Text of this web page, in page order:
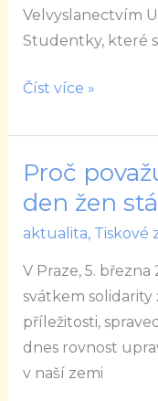
Velvyslanectvím
Studentky, které
Číst více »
Proč
den žen
aktualita, Tiskové
V Praze, 5.
svátkem solidarity
příležitosti,
dnes rovnost
v naší zemi
Proč
považujeme
žen
stále
za
důležitý